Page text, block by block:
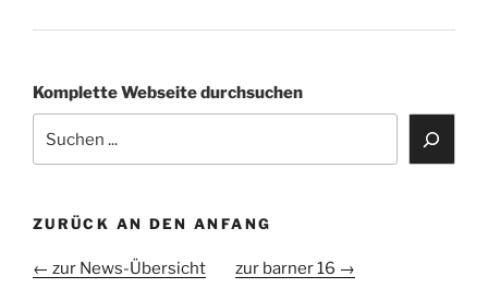
Komplette Webseite durchsuchen
ZURÜCK AN DEN ANFANG
← zur News-Übersicht zur barner 16 →